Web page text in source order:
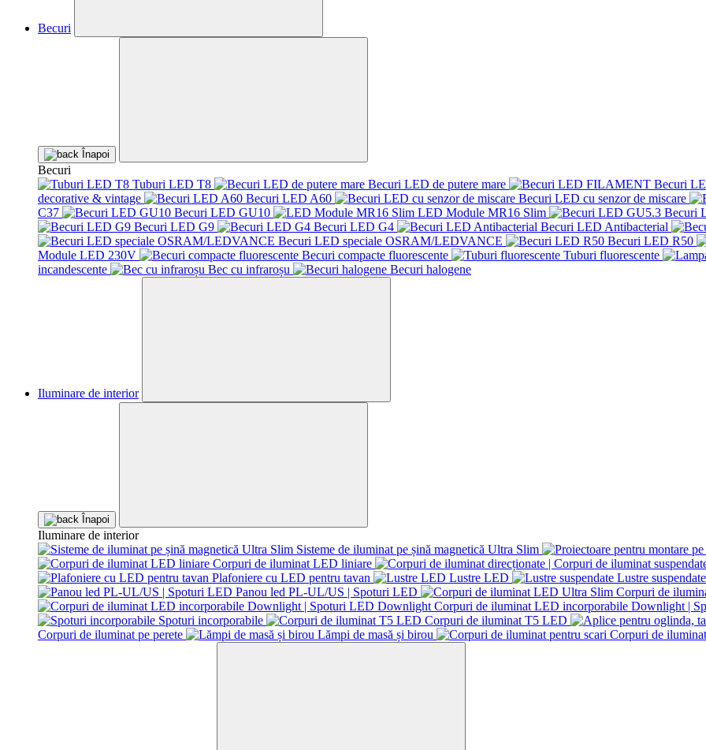
Becuri
Înapoi
Becuri
Tuburi LED T8
Becuri LED de putere mare
Becuri
decorative & vintage
Becuri LED A60
Becuri LED cu senzor de miscare
C37
Becuri LED GU10 LED Module MR16 Slim
Becuri
Becuri LED G9
Becuri LED G4
Becuri LED Antibacterial
Becuri LED speciale OSRAM/LEDVANCE
Becuri LED R50
Module LED 230V
Becuri compacte fluorescente
Tuburi fluorescente
incandescente
Bec cu infraroșu Becuri halogene
Iluminare de interior
Înapoi
Iluminare de interior
Sisteme de iluminat pe șină magnetică Ultra Slim
Corpuri de iluminat LED liniare
Plafoniere cu LED pentru tavan
Lustre LED
Lustre suspendate
Panou led PL-UL/US | Spoturi LED
Corpuri de
Corpuri de iluminat LED incorporabile Downlight |
Spoturi incorporabile
Corpuri de iluminat T5 LED
Corpuri de iluminat pe perete
Lămpi de masă și birou Corpuri de